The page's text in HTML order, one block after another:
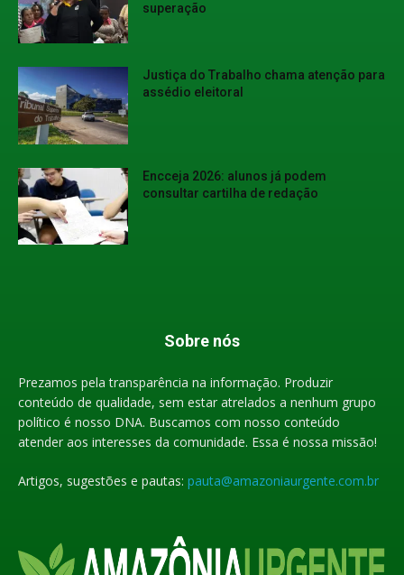
superação
Justiça do Trabalho chama atenção para
assédio eleitoral
Encceja 2026: alunos já podem
consultar cartilha de redação
Sobre nós
Prezamos pela transparência na informação. Produzir
conteúdo de qualidade, sem estar atrelados a nenhum grupo
político é nosso DNA. Buscamos com nosso conteúdo
atender aos interesses da comunidade. Essa é nossa missão!
Artigos, sugestões e pautas: pauta@amazoniaurgente.com.br